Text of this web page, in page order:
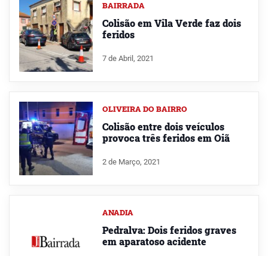
BAIRRADA
Colisão em Vila Verde faz dois
feridos
7 de Abril, 2021
OLIVEIRA DO BAIRRO
Colisão entre dois veículos
provoca três feridos em Oiã
2 de Março, 2021
ANADIA
Pedralva: Dois feridos graves
em aparatoso acidente